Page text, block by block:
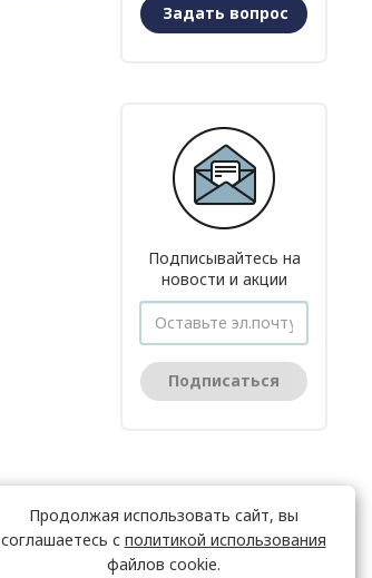
Задать вопрос
Подписывайтесь на
новости и акции
Подписаться
Продолжая использовать сайт, вы
соглашаетесь с политикой использования
файлов cookie.